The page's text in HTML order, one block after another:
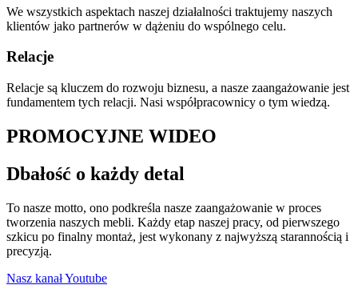
We wszystkich aspektach naszej działalności traktujemy naszych
klientów jako partnerów w dążeniu do wspólnego celu.
Relacje
Relacje są kluczem do rozwoju biznesu, a nasze zaangażowanie jest
fundamentem tych relacji. Nasi współpracownicy o tym wiedzą.
PROMOCYJNE WIDEO
Dbałość o każdy detal
To nasze motto, ono podkreśla nasze zaangażowanie w proces
tworzenia naszych mebli. Każdy etap naszej pracy, od pierwszego
szkicu po finalny montaż, jest wykonany z najwyższą starannością i
precyzją.
Nasz kanał Youtube